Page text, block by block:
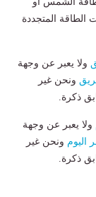
المتجددة
ولا يعبر عن وجهة
ونحن غير
ذكرة.
ولا يعبر عن وجهة
اليوم ونحن غير
ذكرة.